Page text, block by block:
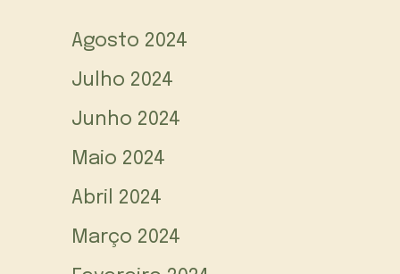
Agosto 2024
Julho 2024
Junho 2024
Maio 2024
Abril 2024
Março 2024